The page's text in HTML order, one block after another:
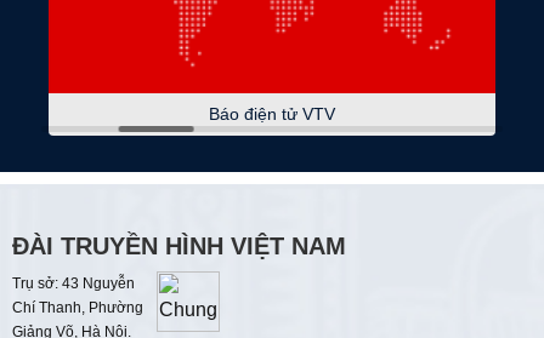
Đánh thức giá trị bản địa
Thời sự
09:15 Quốc hội với cử tri
09:30
Tương lai xanh
10:00
Hiểu sâu - sống chất
Bạo lực dưới danh nghĩa yêu thương
Báo điện tử VTV
ĐÀI TRUYỀN HÌNH VIỆT NAM
Trụ sở: 43 Nguyễn
Chí Thanh, Phường
Giảng Võ, Hà Nội.